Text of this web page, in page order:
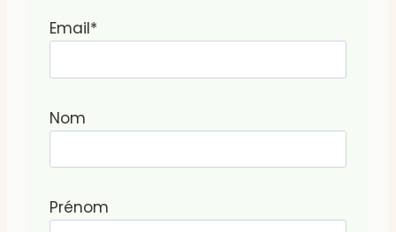
Email*
Nom
Prénom